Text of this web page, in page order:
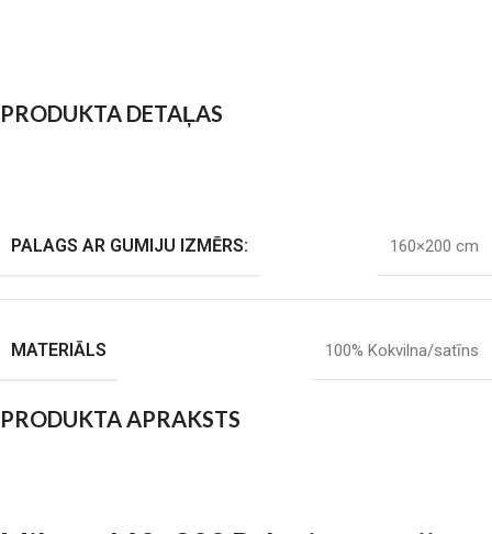
PRODUKTA DETAĻAS
PALAGS AR GUMIJU IZMĒRS: 160×200 cm
MATERIĀLS 100% Kokvilna/satīns
PRODUKTA APRAKSTS